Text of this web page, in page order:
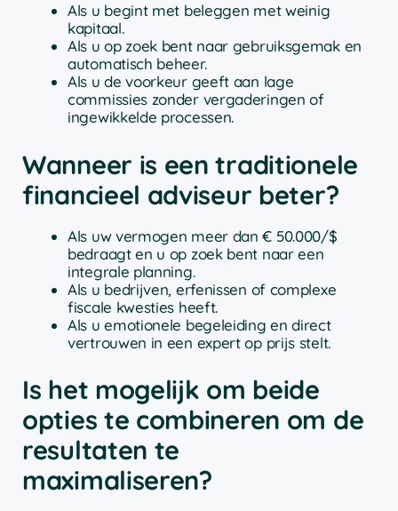
Als u begint met beleggen met weinig
kapitaal.
Als u op zoek bent naar gebruiksgemak en
automatisch beheer.
Als u de voorkeur geeft aan lage
commissies zonder vergaderingen of
ingewikkelde processen.
Wanneer is een traditionele
financieel adviseur beter?
Als uw vermogen meer dan € 50.000/$
bedraagt en u op zoek bent naar een
integrale planning.
Als u bedrijven, erfenissen of complexe
fiscale kwesties heeft.
Als u emotionele begeleiding en direct
vertrouwen in een expert op prijs stelt.
Is het mogelijk om beide
opties te combineren om de
resultaten te
maximaliseren?